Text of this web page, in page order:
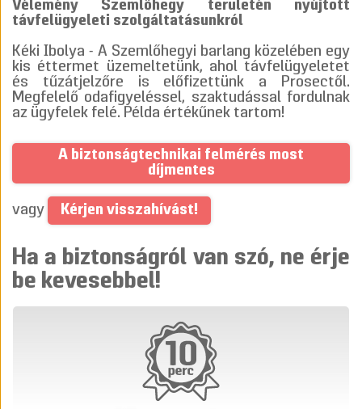
Vélemény Szemlőhegy területén nyújtott
távfelügyeleti szolgáltatásunkról
Kéki Ibolya - A Szemlőhegyi barlang közelében egy
kis éttermet üzemeltetünk, ahol távfelügyeletet
és tűzátjelzőre is előfizettünk a Prosectől.
Megfelelő odafigyeléssel, szaktudással fordulnak
az ügyfelek felé. Példa értékűnek tartom!
A biztonságtechnikai felmérés most
díjmentes
vagy Kérjen visszahívást!
Ha a biztonságról van szó, ne érje
be kevesebbel!